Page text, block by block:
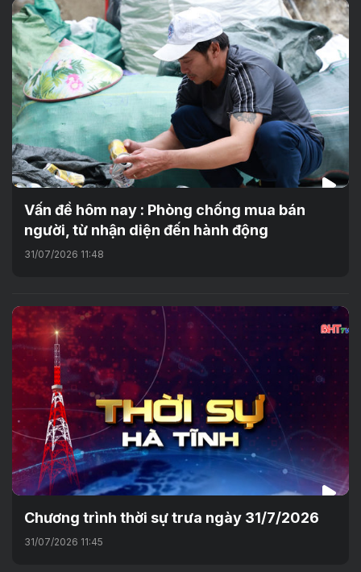
Vấn đề hôm nay : Phòng chống mua bán
người, từ nhận diện đến hành động
31/07/2026 11:48
Chương trình thời sự trưa ngày 31/7/2026
31/07/2026 11:45